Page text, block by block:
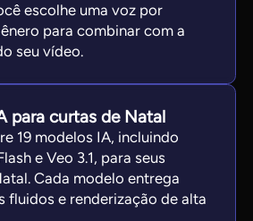
escolhe uma voz por
para combinar com a
seu vídeo.
para curtas de Natal
19 modelos IA, incluindo
e Veo 3.1, para seus
Cada modelo entrega
fluidos e renderização de alta